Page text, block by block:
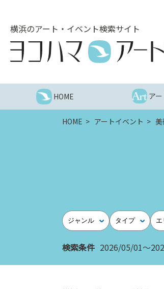
へ
横浜のアート・イベント検索サイト
HOME ア
HOME アートイベント
ジャンル タイプ エ
検索条件 2026/05/01～